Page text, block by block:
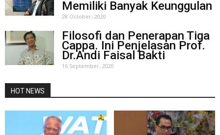
Memiliki Banyak Keunggulan
28 October, 2020
Filosofi dan Penerapan Tiga
Cappa. Ini Penjelasan Prof.
Dr.Andi Faisal Bakti
16 September, 2020
HOT NEWS